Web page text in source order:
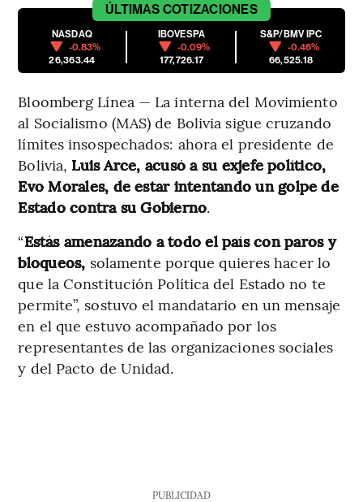
ÚLTIMAS COTIZACIONES
NASDAQ
-0.83%
26,363.44
IBOVESPA
-0.09%
177,726.17
S&P/BMV IPC
-0.46%
66,525.18
Bloomberg Línea — La interna del Movimiento
al Socialismo (MAS) de Bolivia sigue cruzando
límites insospechados: ahora el presidente de
Bolivia, Luis Arce, acusó a su exjefe político,
Evo Morales, de estar intentando un golpe de
Estado contra su Gobierno.
“Estás amenazando a todo el país con paros y
bloqueos, solamente porque quieres hacer lo
que la Constitución Política del Estado no te
permite”, sostuvo el mandatario en un mensaje
en el que estuvo acompañado por los
representantes de las organizaciones sociales
y del Pacto de Unidad.
PUBLICIDAD